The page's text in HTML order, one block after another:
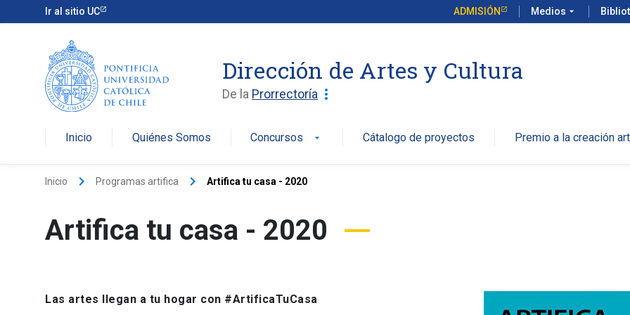
Ir al sitio UC ADMISIÓN Medios arrow_drop_down
Dirección de Artes y Cultura
De la Prorrectoría more_vert
Inicio Quiénes Somos Concursos arrow_drop_down Cátalogo de proyectos Premio a la creación
Inicio keyboard_arrow_right Programas artifica keyboard_arrow_right Artifica tu casa - 2020
Artifica tu casa - 2020
Las artes llegan a tu hogar con #ArtificaTuCasa